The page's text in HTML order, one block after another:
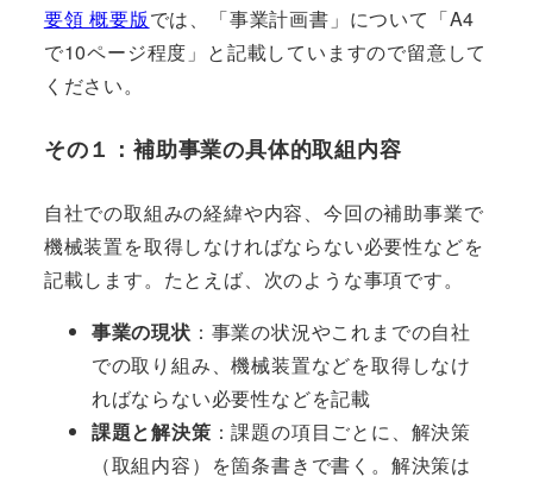
要領 概要版では、「事業計画書」について「A4
で10ページ程度」と記載していますので留意して
ください。
その１：補助事業の具体的取組内容
自社での取組みの経緯や内容、今回の補助事業で
機械装置を取得しなければならない必要性などを
記載します。たとえば、次のような事項です。
事業の現状 ：事業の状況やこれまでの自社
での取り組み、機械装置などを取得しなけ
ればならない必要性などを記載
課題と解決策 ：課題の項目ごとに、解決策
（取組内容）を箇条書きで書く。解決策は